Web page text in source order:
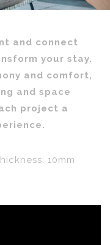
and connect
your stay.
and comfort,
and space
project a
10mm